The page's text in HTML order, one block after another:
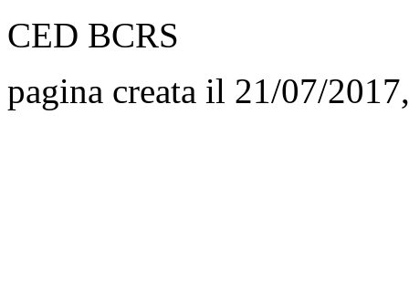
CED BCRS
pagina creata il 21/07/